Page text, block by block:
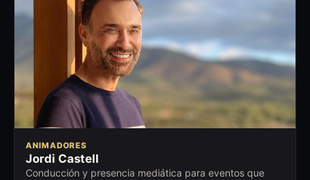
ANIMADORES
Jordi Castell
Conducción y presencia mediática para eventos que